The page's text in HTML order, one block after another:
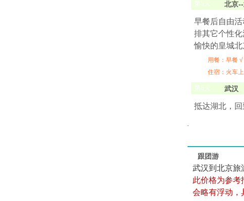
第5天 北京
早餐后自由
排其它个性
愉快的皇城北
用餐： 早餐 √
住宿：火车上
第6天 武汉
抵达湖北，
跟团游
武汉到北京旅
此价格为参考
会略有浮动，